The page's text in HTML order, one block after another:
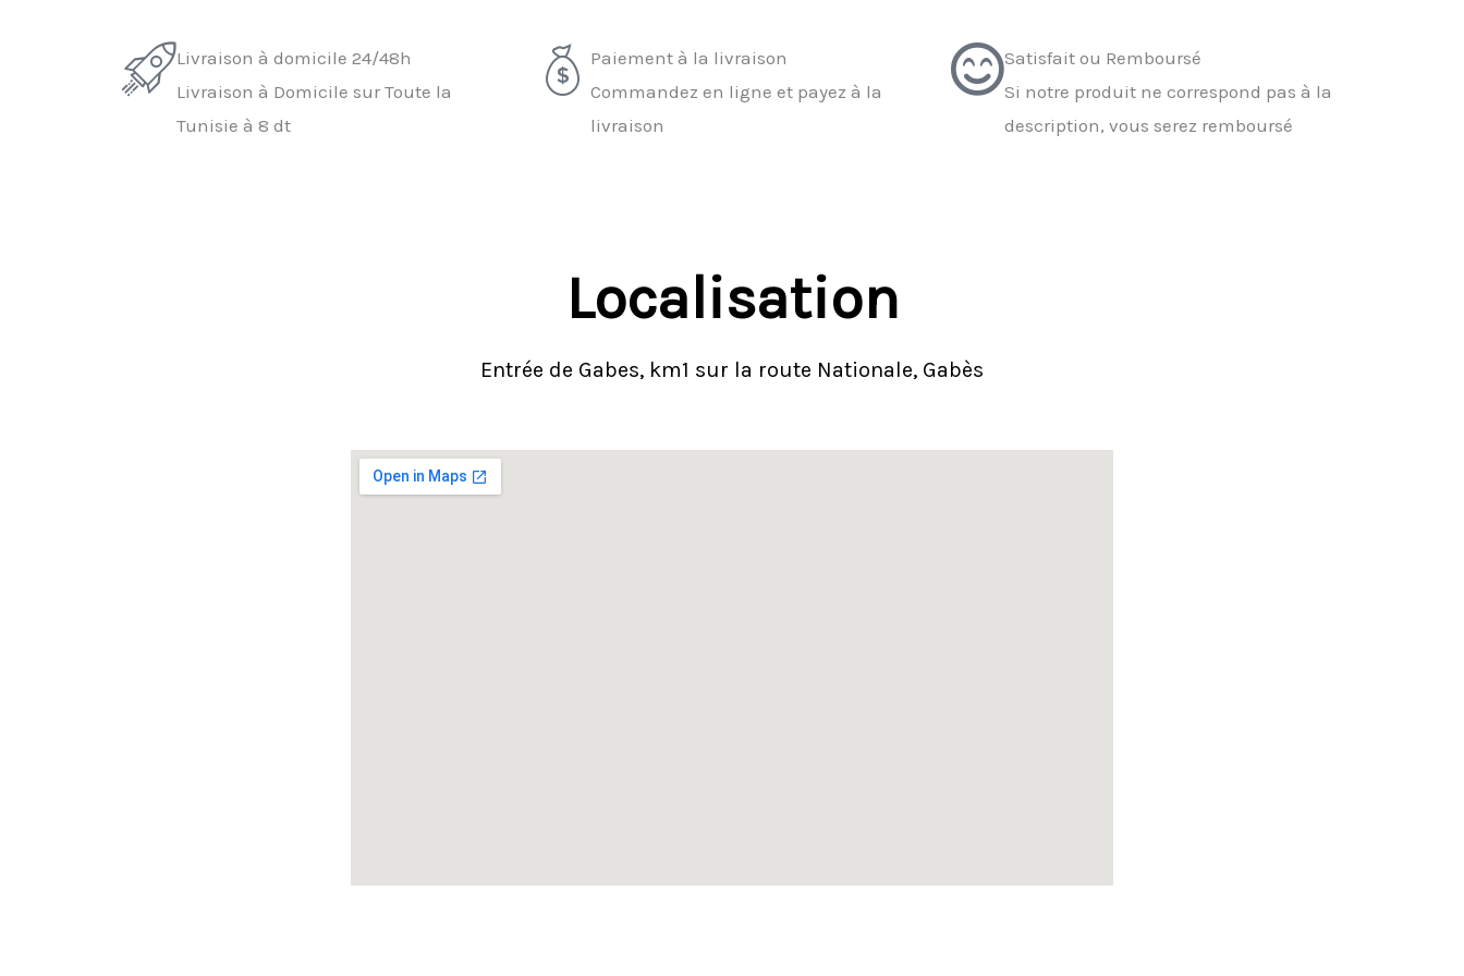
Livraison à domicile 24/48h
Livraison à Domicile sur Toute la
Tunisie à 8 dt
Paiement à la livraison
Commandez en ligne et payez à la
livraison
Satisfait ou Remboursé
Si notre produit ne correspond pas à la
description, vous serez remboursé
Localisation
Entrée de Gabes, km1 sur la route Nationale, Gabès